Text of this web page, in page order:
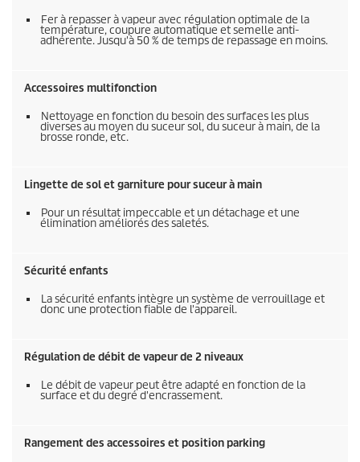
Fer à repasser à vapeur avec régulation optimale de la
température, coupure automatique et semelle anti-
adhérente. Jusqu'à 50 % de temps de repassage en moins.
Accessoires multifonction
Nettoyage en fonction du besoin des surfaces les plus
diverses au moyen du suceur sol, du suceur à main, de la
brosse ronde, etc.
Lingette de sol et garniture pour suceur à main
Pour un résultat impeccable et un détachage et une
élimination améliorés des saletés.
Sécurité enfants
La sécurité enfants intègre un système de verrouillage et
donc une protection fiable de l'appareil.
Régulation de débit de vapeur de 2 niveaux
Le débit de vapeur peut être adapté en fonction de la
surface et du degré d'encrassement.
Rangement des accessoires et position parking